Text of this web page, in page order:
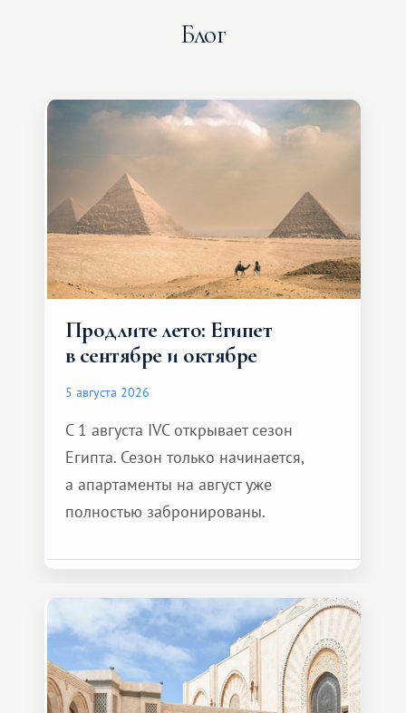
Блог
Продлите лето: Египет
в сентябре и октябре
5 августа 2026
С 1 августа IVC открывает сезон
Египта. Сезон только начинается,
а апартаменты на август уже
полностью забронированы.